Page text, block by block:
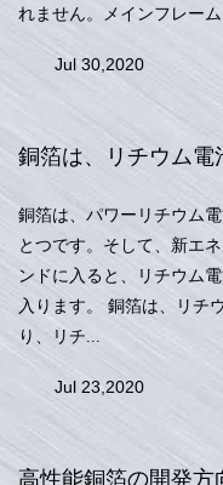
れません。メインフレー
Jul 30,2020
銅箔は、リチウム電
銅箔は、パワーリチウム
とつです。そして、新エ
ンドに入ると、リチウム
入ります。 銅箔は、リチ
り、リチ...
Jul 23,2020
高性能銅箔の開発方